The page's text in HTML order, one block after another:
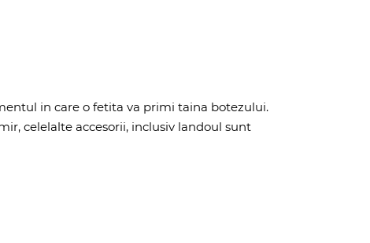
in care o fetita va primi taina botezului.
celelalte accesorii, inclusiv landoul sunt